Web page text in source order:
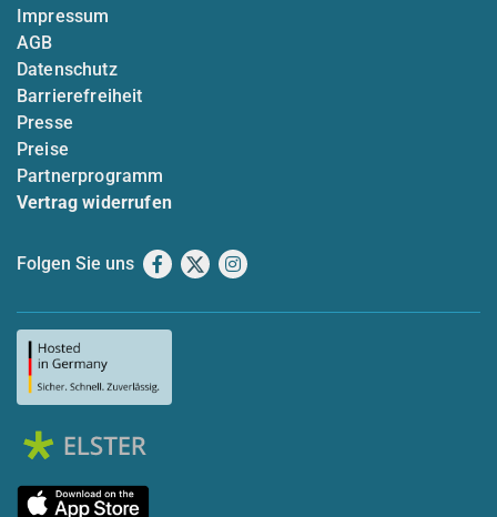
Impressum
AGB
Datenschutz
Barrierefreiheit
Presse
Preise
Partnerprogramm
Vertrag widerrufen
Folgen Sie uns Facebook
X Instagram